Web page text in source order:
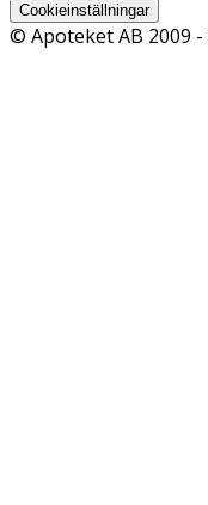
Cookieinställningar
© Apoteket AB 2009 -